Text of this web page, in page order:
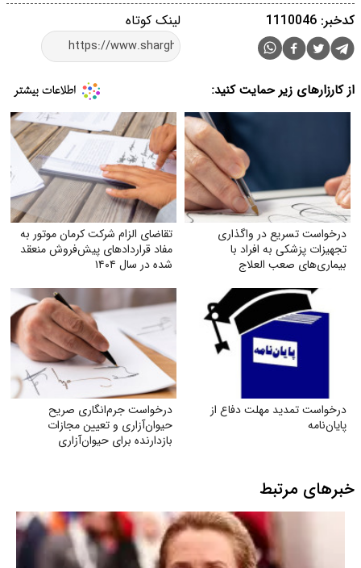
لینک کوتاه کدخبر: 1110046
از کارزارهای زیر حمایت کنید:
درخواست تسریع در واگذاری
تجهیزات پزشکی به افراد با
بیماری‌های صعب العلاج
تقاضای الزام شرکت کرمان موتور به
مفاد قراردادهای پیش‌فروش منعقد
شده در سال ۱۴۰۴
درخواست تمدید مهلت دفاع از
پایان‌نامه
درخواست جرم‌انگاری صریح
حیوان‌آزاری و تعیین مجازات
بازدارنده برای حیوان‌آزاری
خبرهای مرتبط